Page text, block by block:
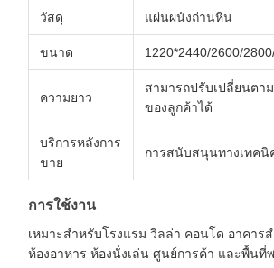
วัสดุ แผ่นผนังถ่านหิน
ขนาด 1220*2440/2600/
ความยาว
สามารถปรับเปลี่ยนตา
ของลูกค้าได้
บริการหลังการ
ขาย
การสนับสนุนทางเทคนิ
การใช้งาน
เหมาะสําหรับโรงแรม วิลล่า คอนโด อาคาร
ห้องอาหาร ห้องนั่งเล่น ศูนย์การค้า และพื้น